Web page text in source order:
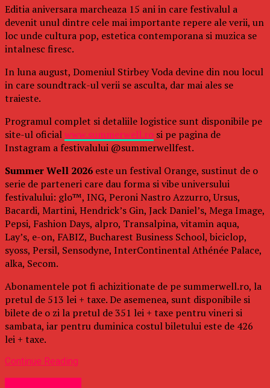
Editia aniversara marcheaza 15 ani in care festivalul a
devenit unul dintre cele mai importante repere ale verii, un
loc unde cultura pop, estetica contemporana si muzica se
intalnesc firesc.
In luna august, Domeniul Stirbey Voda devine din nou locul
in care soundtrack-ul verii se asculta, dar mai ales se
traieste.
Programul complet si detaliile logistice sunt disponibile pe
site-ul oficialwww.summerwell.ro si pe pagina de
Instagram a festivalului @summerwellfest.
Summer Well 2026 este un festival Orange, sustinut de o
serie de parteneri care dau forma si vibe universului
festivalului: glo™, ING, Peroni Nastro Azzurro, Ursus,
Bacardi, Martini, Hendrick’s Gin, Jack Daniel’s, Mega Image,
Pepsi, Fashion Days, alpro, Transalpina, vitamin aqua,
Lay’s, e-on, FABIZ, Bucharest Business School, biciclop,
syoss, Persil, Sensodyne, InterContinental Athénée Palace,
alka, Secom.
Abonamentele pot fi achizitionate de pe summerwell.ro, la
pretul de 513 lei + taxe. De asemenea, sunt disponibile si
bilete de o zi la pretul de 351 lei + taxe pentru vineri si
sambata, iar pentru duminica costul biletului este de 426
lei + taxe.
Continue Reading